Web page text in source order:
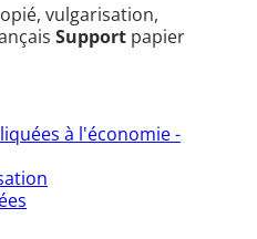
vulgarisation,
Support papier
à l'économie -